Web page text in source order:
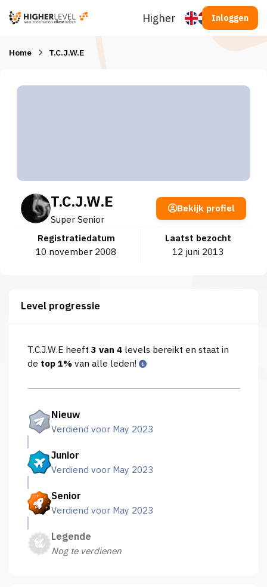
Higherlevel Inloggen
Home T.C.J.W.E
T.C.J.W.E
Super Senior
Registratiedatum
10 november 2008
Laatst bezocht
12 juni 2013
Bekijk profiel
Level progressie
T.C.J.W.E heeft 3 van 4levels bereikt en staat in
de top 1%van alle leden!
Nieuw
Verdiend voor May 2023
Junior
Verdiend voor May 2023
Senior
Verdiend voor May 2023
Legende
Nog te verdienen